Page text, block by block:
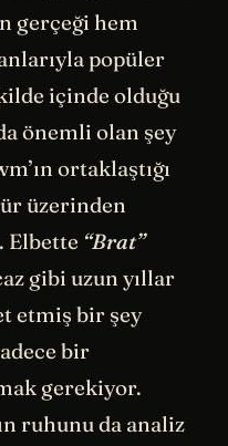
gerçeği hem
popüler
içinde olduğu
önemli olan şey
ortaklaştığı
üzerinden
Elbette “Brat”
gibi uzun yıllar
etmiş bir şey
bir
gerekiyor.
ruhunu da analiz